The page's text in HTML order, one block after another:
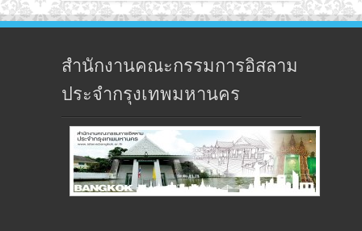
สำนักงานคณะกรรมการอิสลาม
ประจำกรุงเทพมหานคร